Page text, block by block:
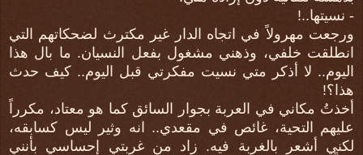
- نسيتها..!
ورجعت مهرولاً في اتجاه الدار غير مكترث لضحكاتهم التي
انطلقت خلفي، وذهني مشغول بفعل النسيان. ما بال هذا
اليوم.. لا أذكر متي نسيت مفكرتي قبل اليوم.. كيف حدث
هذا؟!
أخذتُ مكاني في العربة بجوار السائق كما هو معتاد، مكرراً
عليهم التحية، غائص في مقعدي.. انه وثير ليس كسابقه،
لكني أشعر بالغربة فيه. زاد من غربتي إحساسي بأنني